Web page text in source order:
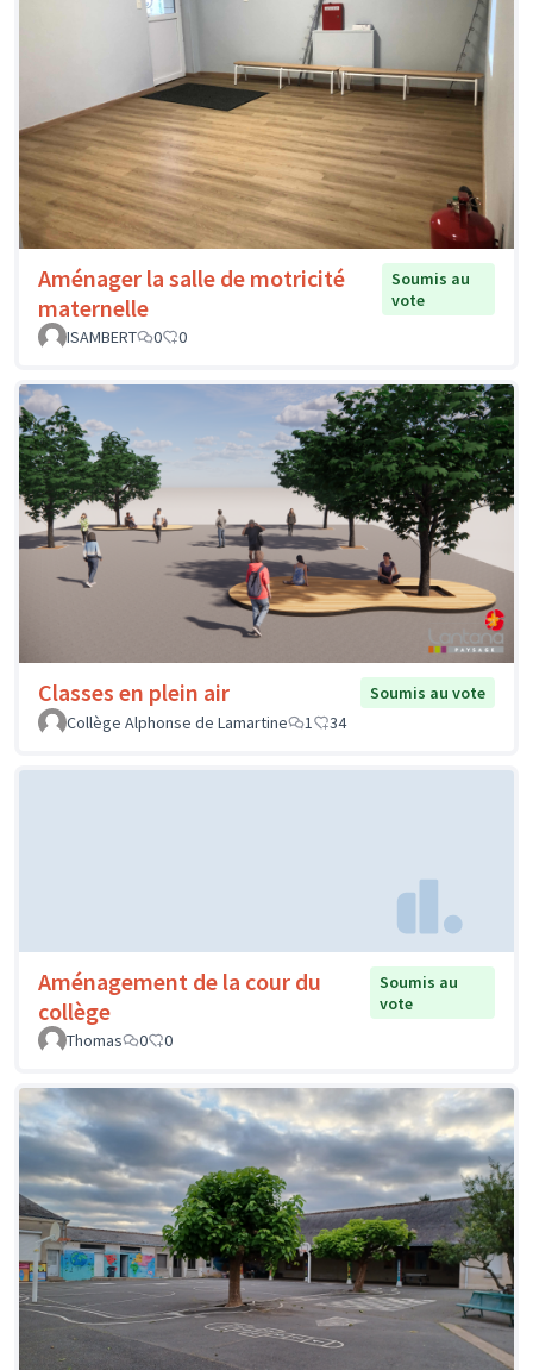
Aménager la salle de motricité
maternelle
Soumis au
vote
ISAMBERT
0 0
Classes en plein air
Soumis au vote
Collège Alphonse de Lamartine
1 34
Aménagement de la cour du
collège
Soumis au
vote
Thomas
0 0